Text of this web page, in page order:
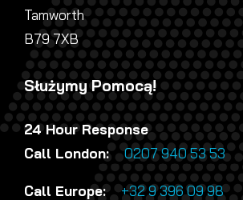
Tamworth
B79 7XB
Służymy Pomocą!
24 Hour Response
Call London:0207 940 53 53
Call Europe:+32 9 396 09 98